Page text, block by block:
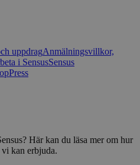
uppdragAnmälningsvillkor,
i SensusSensus
Press
Här kan du läsa mer om hur
kan erbjuda.